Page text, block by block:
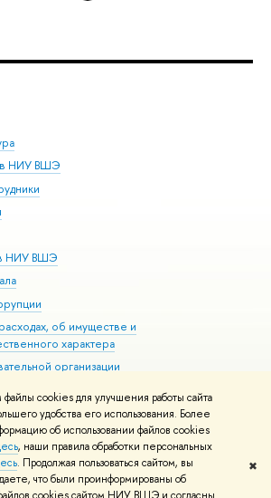
cookies для улучшения работы сайта
удобства его использования. Более
об использовании файлов cookies
, наши правила обработки персональных
. Продолжая пользоваться сайтом, вы
что были проинформированы об
✖
в НИУ ВШЭ
НИУ ВШЭ
об имуществе и
характера
организации
возможностями здоровья